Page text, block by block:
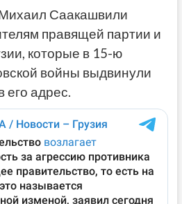
Саакашвили
правящей партии и
которые в 15-ю
войны выдвинули
его адрес.